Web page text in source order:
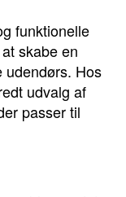
funktionelle
skabe en
Hos
udvalg af
passer til